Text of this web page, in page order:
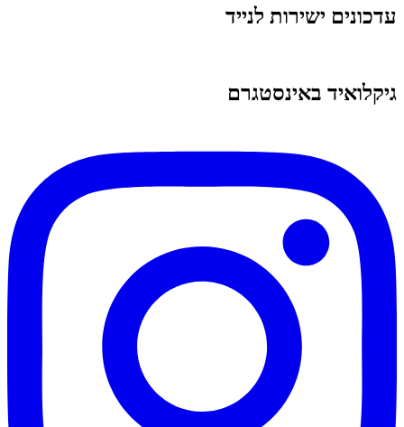
עדכונים ישירות לנייד
גיקלואיד באינסטגרם